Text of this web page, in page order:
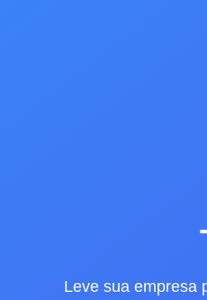
Leve sua empresa